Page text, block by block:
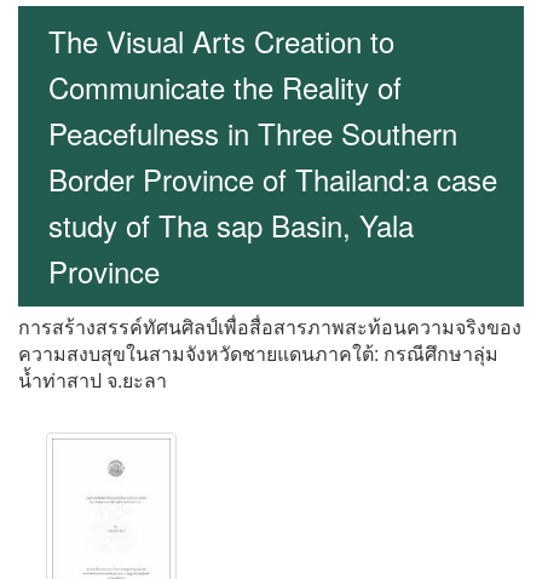
The Visual Arts Creation to
Communicate the Reality of
Peacefulness in Three Southern
Border Province of Thailand:a case
study of Tha sap Basin, Yala
Province
การสร้างสรรค์ทัศนศิลป์เพื่อสื่อสารภาพสะท้อนความจริงของ
ความสงบสุขในสามจังหวัดชายแดนภาคใต้: กรณีศึกษาลุ่ม
น้ำท่าสาป จ.ยะลา